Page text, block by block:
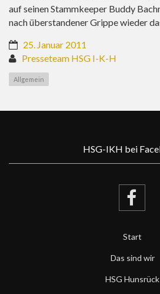
auf seinen Stammkeeper Buddy
nach überstandener Grippe wieder
25. Januar 2011
Presseteam HSG I-K-H
Allgemein
HSG-IKH bei
Start
Das sind wir
HSG Hunsrück